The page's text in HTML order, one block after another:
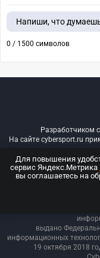
Напиши, что
0 / 1500 символов
Разработчиком
На сайте cybersport.ru
© ООО
ООО «Киберспорт.ру».
выдано
информационных
19 октября 2018
Для повышения
сервис Яндекс.Метрика
вы соглашаетесь на